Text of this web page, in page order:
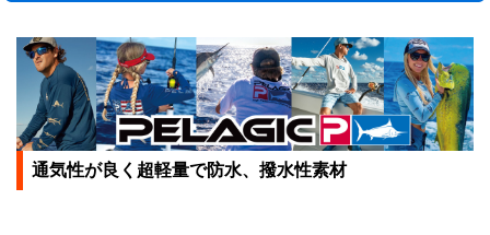
通気性が良く超軽量で防水、撥水性素材